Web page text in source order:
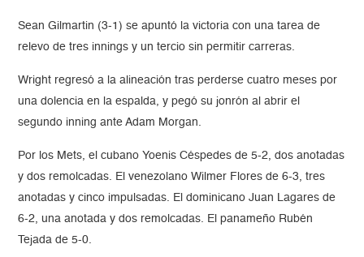
Sean Gilmartin (3-1) se apuntó la victoria con una tarea de
relevo de tres innings y un tercio sin permitir carreras.
Wright regresó a la alineación tras perderse cuatro meses por
una dolencia en la espalda, y pegó su jonrón al abrir el
segundo inning ante Adam Morgan.
Por los Mets, el cubano Yoenis Céspedes de 5-2, dos anotadas
y dos remolcadas. El venezolano Wilmer Flores de 6-3, tres
anotadas y cinco impulsadas. El dominicano Juan Lagares de
6-2, una anotada y dos remolcadas. El panameño Rubén
Tejada de 5-0.